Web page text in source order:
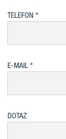
TELEFON
E-MAIL
DOTAZ